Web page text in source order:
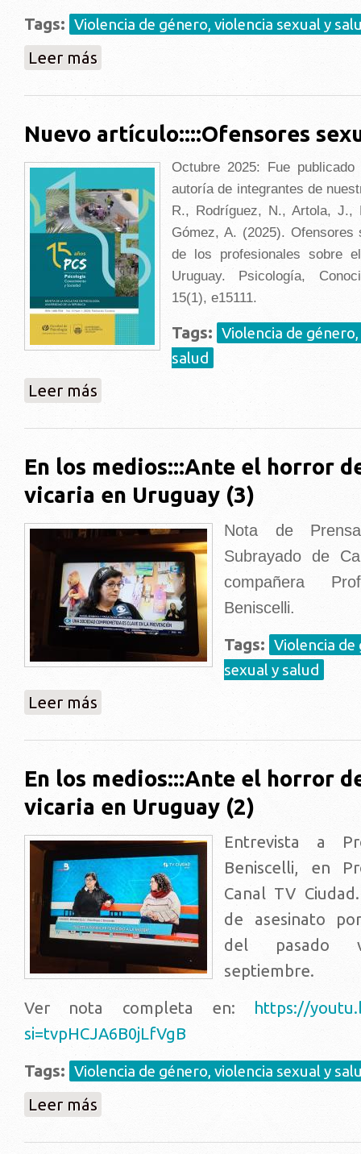
Tags: Violencia de género, violencia sexual y
Leer más
Nuevo artículo::::Ofensores
Octubre 2025: Fue
autoría de integrantes de
R., Rodríguez, N., Artola, J.,
Gómez, A. (2025). Ofensores
de los profesionales sobre
Uruguay. Psicología,
15(1), e15111.
Tags: Violencia de
salud
Leer más
En los medios:::Ante el horror
vicaria en Uruguay (3)
Nota de
Subrayado de
compañera
Beniscelli.
Tags: Violencia de
sexual y salud
Leer más
En los medios:::Ante el horror
vicaria en Uruguay (2)
Entrevista a
Beniscelli, en
Canal TV
de asesinato
del pasado
septiembre.
Ver nota completa en: https://
si=tvpHCJA6B0jLfVgB
Tags: Violencia de género, violencia sexual y
Leer más